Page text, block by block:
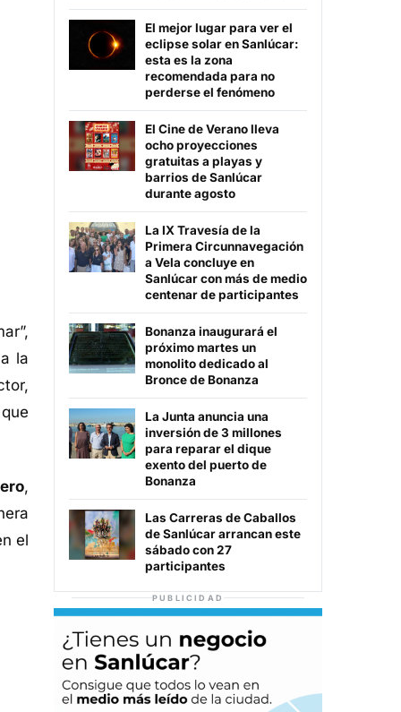
la
,
el
El mejor lugar para ver el
eclipse solar en Sanlúcar:
esta es la zona
recomendada para no
perderse el fenómeno
El Cine de Verano lleva
ocho proyecciones
gratuitas a playas y
barrios de Sanlúcar
durante agosto
La IX Travesía de la
Primera Circunnavegación
a Vela concluye en
Sanlúcar con más de medio
centenar de participantes
Bonanza inaugurará el
próximo martes un
monolito dedicado al
Bronce de Bonanza
La Junta anuncia una
inversión de 3 millones
para reparar el dique
exento del puerto de
Bonanza
Las Carreras de Caballos
de Sanlúcar arrancan este
sábado con 27
participantes
PUBLICIDAD